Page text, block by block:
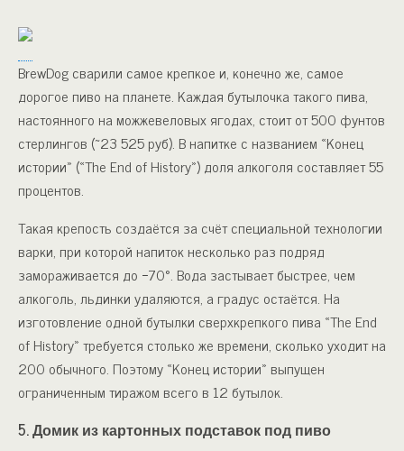
BrewDog сварили самое крепкое и, конечно же, самое
дорогое пиво на планете. Каждая бутылочка такого пива,
настоянного на можжевеловых ягодах, стоит от 500 фунтов
стерлингов (~23 525 руб). В напитке с названием «Конец
истории» («The End of History») доля алкоголя составляет 55
процентов.
Такая крепость создаётся за счёт специальной технологии
варки, при которой напиток несколько раз подряд
замораживается до −70°. Вода застывает быстрее, чем
алкоголь, льдинки удаляются, а градус остаётся. На
изготовление одной бутылки сверхкрепкого пива «The End
of History» требуется столько же времени, сколько уходит на
200 обычного. Поэтому «Конец истории» выпущен
ограниченным тиражом всего в 12 бутылок.
5. Домик из картонных подставок под пиво